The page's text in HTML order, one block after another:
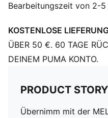
Bearbeitungszeit von 2-5
KOSTENLOSE
ÜBER 50 €. 60 TAGE
DEINEM PUMA KONTO.
PRODUCT STORY
Übernimm mit der